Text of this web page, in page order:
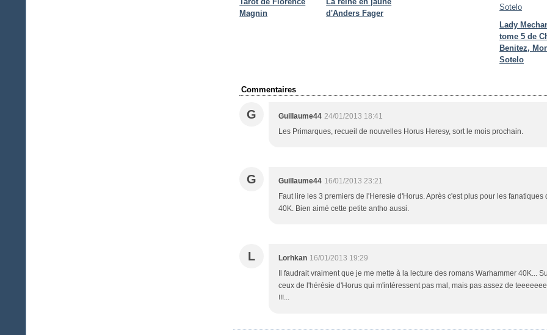
Magnin
d'Anders Fager
Lady
tome 5 de
Benitez,
Sotelo
Commentaires
G Guillaume44 24/01/2013 18:41
Les Primarques, recueil de nouvelles Horus Heresy, sort le mois prochain.
G Guillaume44 16/01/2013 23:21
Faut lire les 3 premiers de l'Heresie d'Horus. Après c'est plus pour les fanatiques
40K. Bien aimé cette petite antho aussi.
L Lorhkan 16/01/2013 19:29
Il faudrait vraiment que je me mette à la lecture des romans Warhammer 40K...
ceux de l'hérésie d'Horus qui m'intéressent pas mal, mais pas assez de
!!!...